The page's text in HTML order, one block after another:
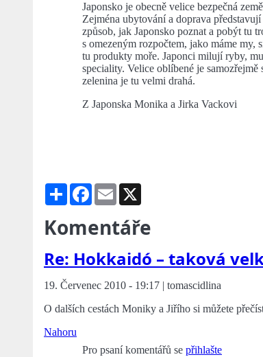
Japonsko je obecně velice bezpečná
Zejména ubytování a doprava
způsob, jak Japonsko poznat a pobýt tu
s omezeným rozpočtem, jako máme my,
tu produkty moře. Japonci milují ryby,
speciality. Velice oblíbené je
zelenina je tu velmi drahá.
Z Japonska Monika a Jirka Vackovi
Share Facebook
Email
Komentáře
Re: Hokkaidó – taková
19. Červenec 2010 - 19:17 | tomascidlina
O dalších cestách Moniky a Jiřího si můžete
Nahoru
Pro psaní komentářů se přihlašte